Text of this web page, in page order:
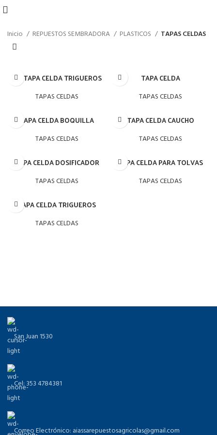
Inicio REPUESTOS SEMBRADORA PLASTICOS TAPAS CELDAS
1/2 TAPA CELDA TRIGUEROS
TAPAS CELDAS
TAPA CELDA
TAPAS CELDAS
TAPA CELDA BOQUILLA
TAPAS CELDAS
TAPA CELDA CAUCHO
TAPAS CELDAS
TAPA CELDA DOSIFICADOR
TAPAS CELDAS
TAPA CELDA PARA TOLVAS
TAPAS CELDAS
TAPA CELDA TRIGUEROS
TAPAS CELDAS
San Juan 1530
Cel: 353 4784381
Correo Electrónico: aiassarepuestosagricolas@gmail.com